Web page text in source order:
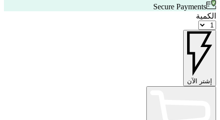
Secure Payments
الكمية
إشتر الآن